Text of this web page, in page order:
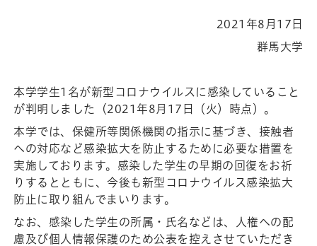
2021年8月17日
群馬大学
本学学生1名が新型コロナウイルスに感染していること
が判明しました（2021年8月17日（火）時点）。
本学では、保健所等関係機関の指示に基づき、接触者
への対応など感染拡大を防止するために必要な措置を
実施しております。感染した学生の早期の回復をお祈
りするとともに、今後も新型コロナウイルス感染拡大
防止に取り組んでまいります。
なお、感染した学生の所属・氏名などは、人権への配
慮及び個人情報保護のため公表を控えさせていただき